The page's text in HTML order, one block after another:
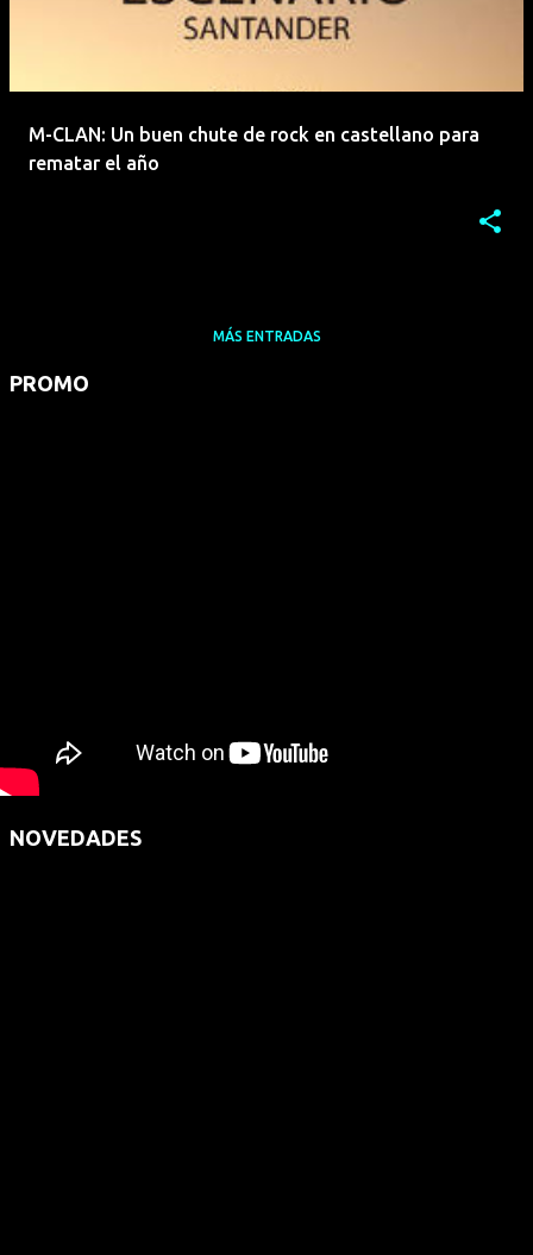
M-CLAN: Un buen chute de rock en castellano para
rematar el año
MÁS ENTRADAS
PROMO
NOVEDADES